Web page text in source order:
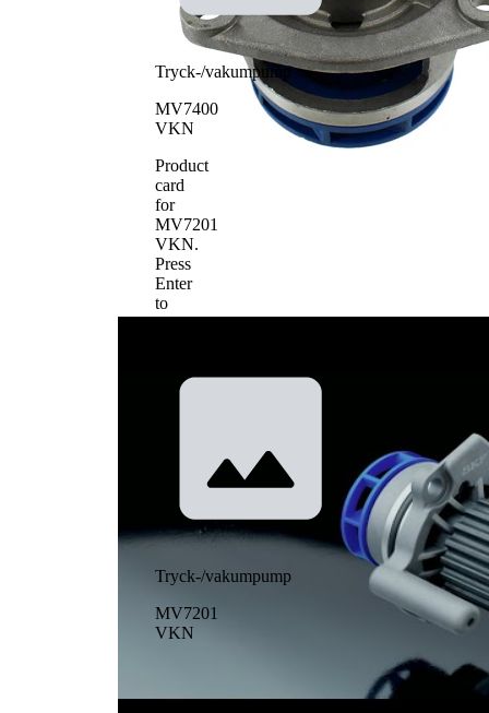
Tryck-/vakumpump
MV7400
VKN
Product
card
for
MV7201
VKN.
Press
Enter
to
view
Tryck-/vakumpump
MV7201
VKN